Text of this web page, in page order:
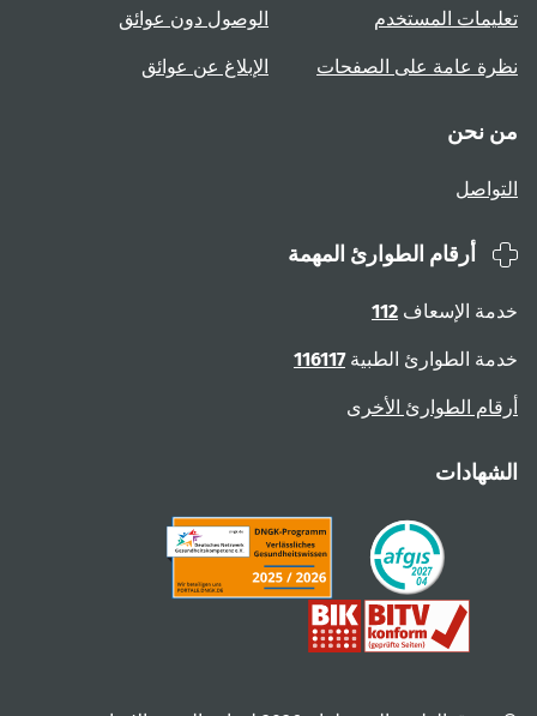
تعليمات المستخدم
نظرة عامة على الصفحات
الوصول دون عوائق
الإبلاغ عن عوائق
من نحن
التواصل
أرقام الطوارئ المهمة
خدمة الإسعاف 112
خدمة الطوارئ الطبية116117
أرقام الطوارئ الأخرى
الشهادات